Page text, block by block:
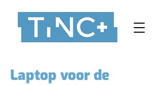
Laptop voor de